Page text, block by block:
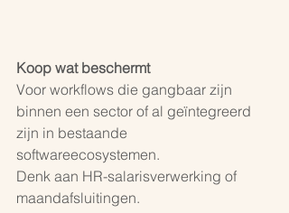
Koop wat beschermt
Voor workflows die gangbaar zijn
binnen een sector of al geïntegreerd
zijn in bestaande
softwareecosystemen.
Denk aan HR-salarisverwerking of
maandafsluitingen.